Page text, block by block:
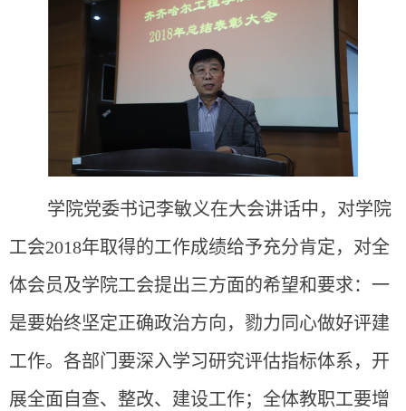
学院党委书记李敏义在大会讲话中，对学院
工会2018年取得的工作成绩给予充分肯定，对全
体会员及学院工会提出三方面的希望和要求：一
是要始终坚定正确政治方向，勠力同心做好评建
工作。各部门要深入学习研究评估指标体系，开
展全面自查、整改、建设工作；全体教职工要增